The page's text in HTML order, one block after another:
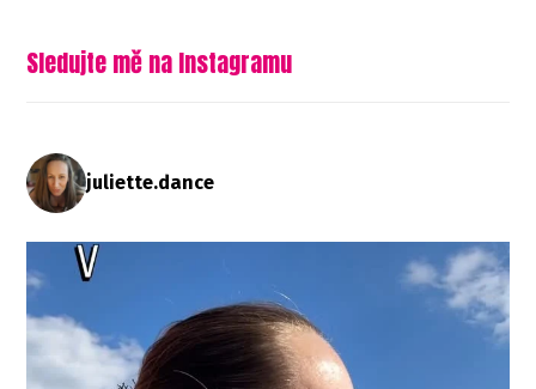
Sledujte mě na Instagramu
juliette.dance